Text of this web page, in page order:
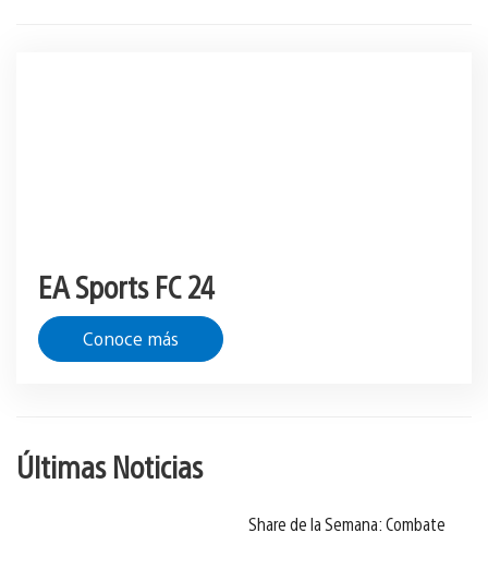
EA Sports FC 24
Conoce más
Últimas Noticias
Share de la Semana: Combate